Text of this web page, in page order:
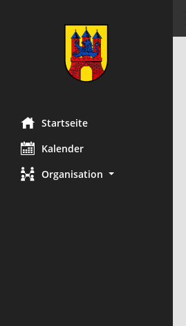
Startseite
Kalender
Organisation